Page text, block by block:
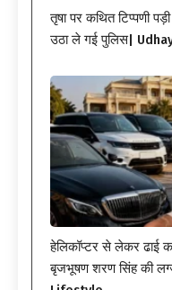
तृषा पर कथित टिप्पणी
उठा ले गई पुलिस|
हेलिकॉप्टर से लेकर ढाई
बृजभूषण शरण सिंह की